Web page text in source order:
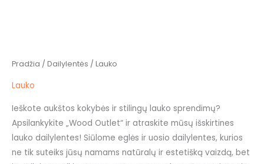
Pradžia / Dailylentės / Lauko
Lauko
Ieškote aukštos kokybės ir stilingų lauko sprendimų?
Apsilankykite „Wood Outlet“ ir atraskite mūsų išskirtines
lauko dailylentes! Siūlome eglės ir uosio dailylentes, kurios
ne tik suteiks jūsų namams natūralų ir estetišką vaizdą, bet